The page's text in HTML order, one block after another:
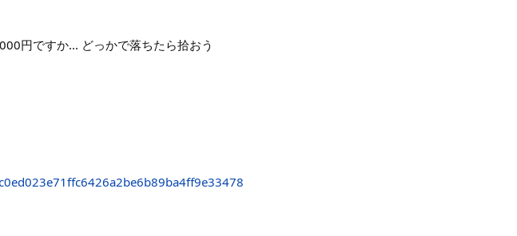
円ですか... どっかで落ちたら拾おう